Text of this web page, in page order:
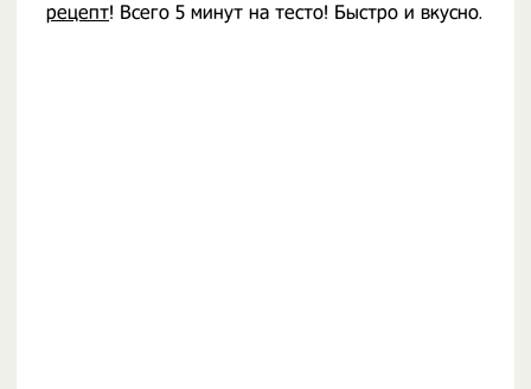
рецепт! Всего 5 минут на тесто! Быстро и вкусно.